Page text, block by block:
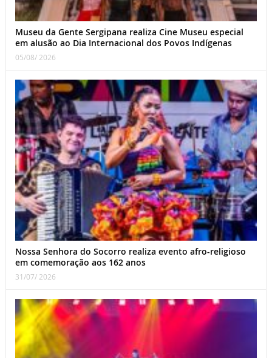
Museu da Gente Sergipana realiza Cine Museu especial
em alusão ao Dia Internacional dos Povos Indígenas
05/08/ 2026
Nossa Senhora do Socorro realiza evento afro-religioso
em comemoração aos 162 anos
31/07/ 2026